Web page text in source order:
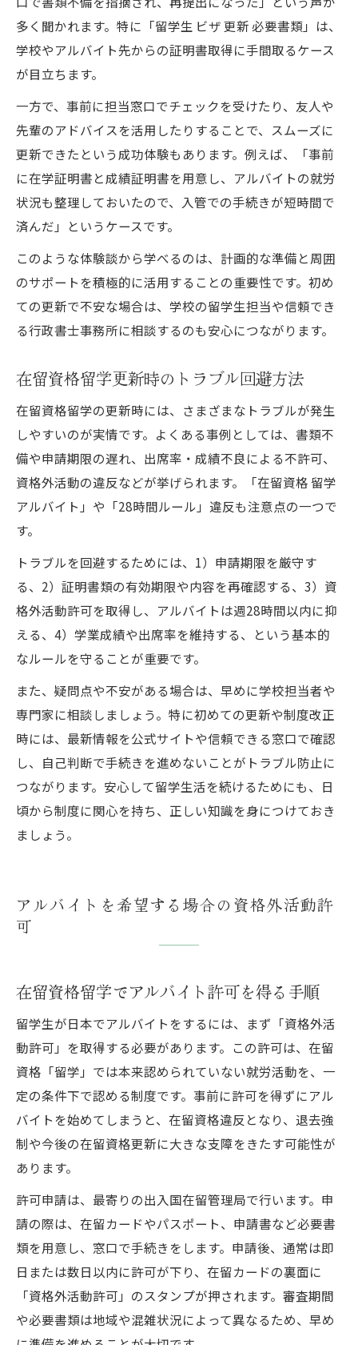
多く聞かれます。特に「留学生 ビザ 更新 必要書類」は、
学校やアルバイト先からの証明書取得に手間取るケース
が目立ちます。
一方で、事前に担当窓口でチェックを受けたり、友人や
先輩のアドバイスを活用したりすることで、スムーズに
更新できたという成功体験もあります。例えば、「事前
に在学証明書と成績証明書を用意し、アルバイトの就労
状況も整理しておいたので、入管での手続きが短時間で
済んだ」というケースです。
このような体験談から学べるのは、計画的な準備と周囲
のサポートを積極的に活用することの重要性です。初め
ての更新で不安な場合は、学校の留学生担当や信頼でき
る行政書士事務所に相談するのも安心につながります。
在留資格留学更新時のトラブル回避方法
在留資格留学の更新時には、さまざまなトラブルが発生
しやすいのが実情です。よくある事例としては、書類不
備や申請期限の遅れ、出席率・成績不良による不許可、
資格外活動の違反などが挙げられます。「在留資格 留学
アルバイト」や「28時間ルール」違反も注意点の一つで
す。
トラブルを回避するためには、1）申請期限を厳守す
る、2）証明書類の有効期限や内容を再確認する、3）資
格外活動許可を取得し、アルバイトは週28時間以内に抑
える、4）学業成績や出席率を維持する、という基本的
なルールを守ることが重要です。
また、疑問点や不安がある場合は、早めに学校担当者や
専門家に相談しましょう。特に初めての更新や制度改正
時には、最新情報を公式サイトや信頼できる窓口で確認
し、自己判断で手続きを進めないことがトラブル防止に
つながります。安心して留学生活を続けるためにも、日
頃から制度に関心を持ち、正しい知識を身につけておき
ましょう。
アルバイトを希望する場合の資格外活動許
可
在留資格留学でアルバイト許可を得る手順
留学生が日本でアルバイトをするには、まず「資格外活
動許可」を取得する必要があります。この許可は、在留
資格「留学」では本来認められていない就労活動を、一
定の条件下で認める制度です。事前に許可を得ずにアル
バイトを始めてしまうと、在留資格違反となり、退去強
制や今後の在留資格更新に大きな支障をきたす可能性が
あります。
許可申請は、最寄りの出入国在留管理局で行います。申
請の際は、在留カードやパスポート、申請書など必要書
類を用意し、窓口で手続きをします。申請後、通常は即
日または数日以内に許可が下り、在留カードの裏面に
「資格外活動許可」のスタンプが押されます。審査期間
や必要書類は地域や混雑状況によって異なるため、早め